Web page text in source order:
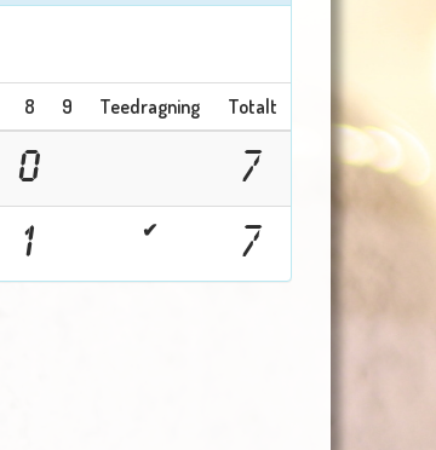
8 9 Teedragning
Totalt
0 7
1 ✔ 7